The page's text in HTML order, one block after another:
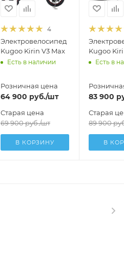
4
Электровелосипед
Kugoo Kirin V3 Max
Есть в наличии
Розничная цена
64 900 руб./шт
Старая цена
69 900руб./шт
В КОРЗИНУ
Kugoo
Есть в
83 900
Старая
89 900
В